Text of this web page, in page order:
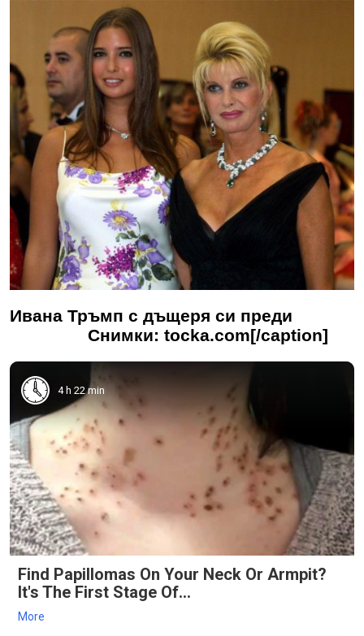
Ивана Тръмп с дъщеря си преди
Снимки: tocka.com[/caption]
4 h 22 min
Find Papillomas On Your Neck Or Armpit?
It's The First Stage Of...
More